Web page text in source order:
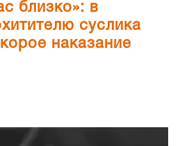
близко»: в
суслика
наказание